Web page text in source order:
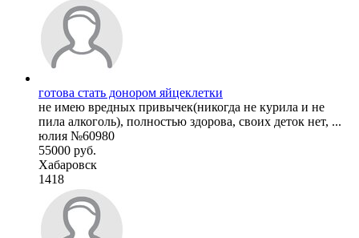
готова стать донором яйцеклетки
не имею вредных привычек(никогда не курила и не
пила алкоголь), полностью здорова, своих деток нет, ...
юлия №60980
55000 руб.
Хабаровск
1418